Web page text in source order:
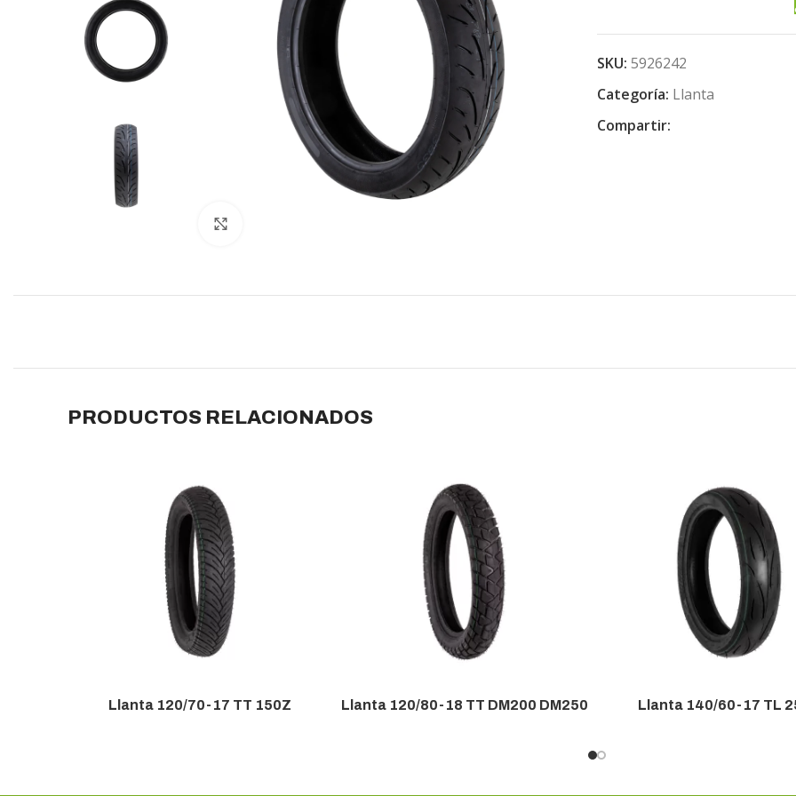
SKU: 5926242
Categoría: Llanta
Compartir:
PRODUCTOS RELACIONADOS
Llanta 120/70-17 TT 150Z Llanta 120/80-18 TT DM200 DM250 Llanta 140/60-17 TL